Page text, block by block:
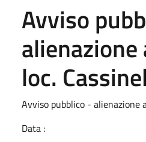
Avviso
alienazione
loc.
Avviso pubblico - alienazione
Data :